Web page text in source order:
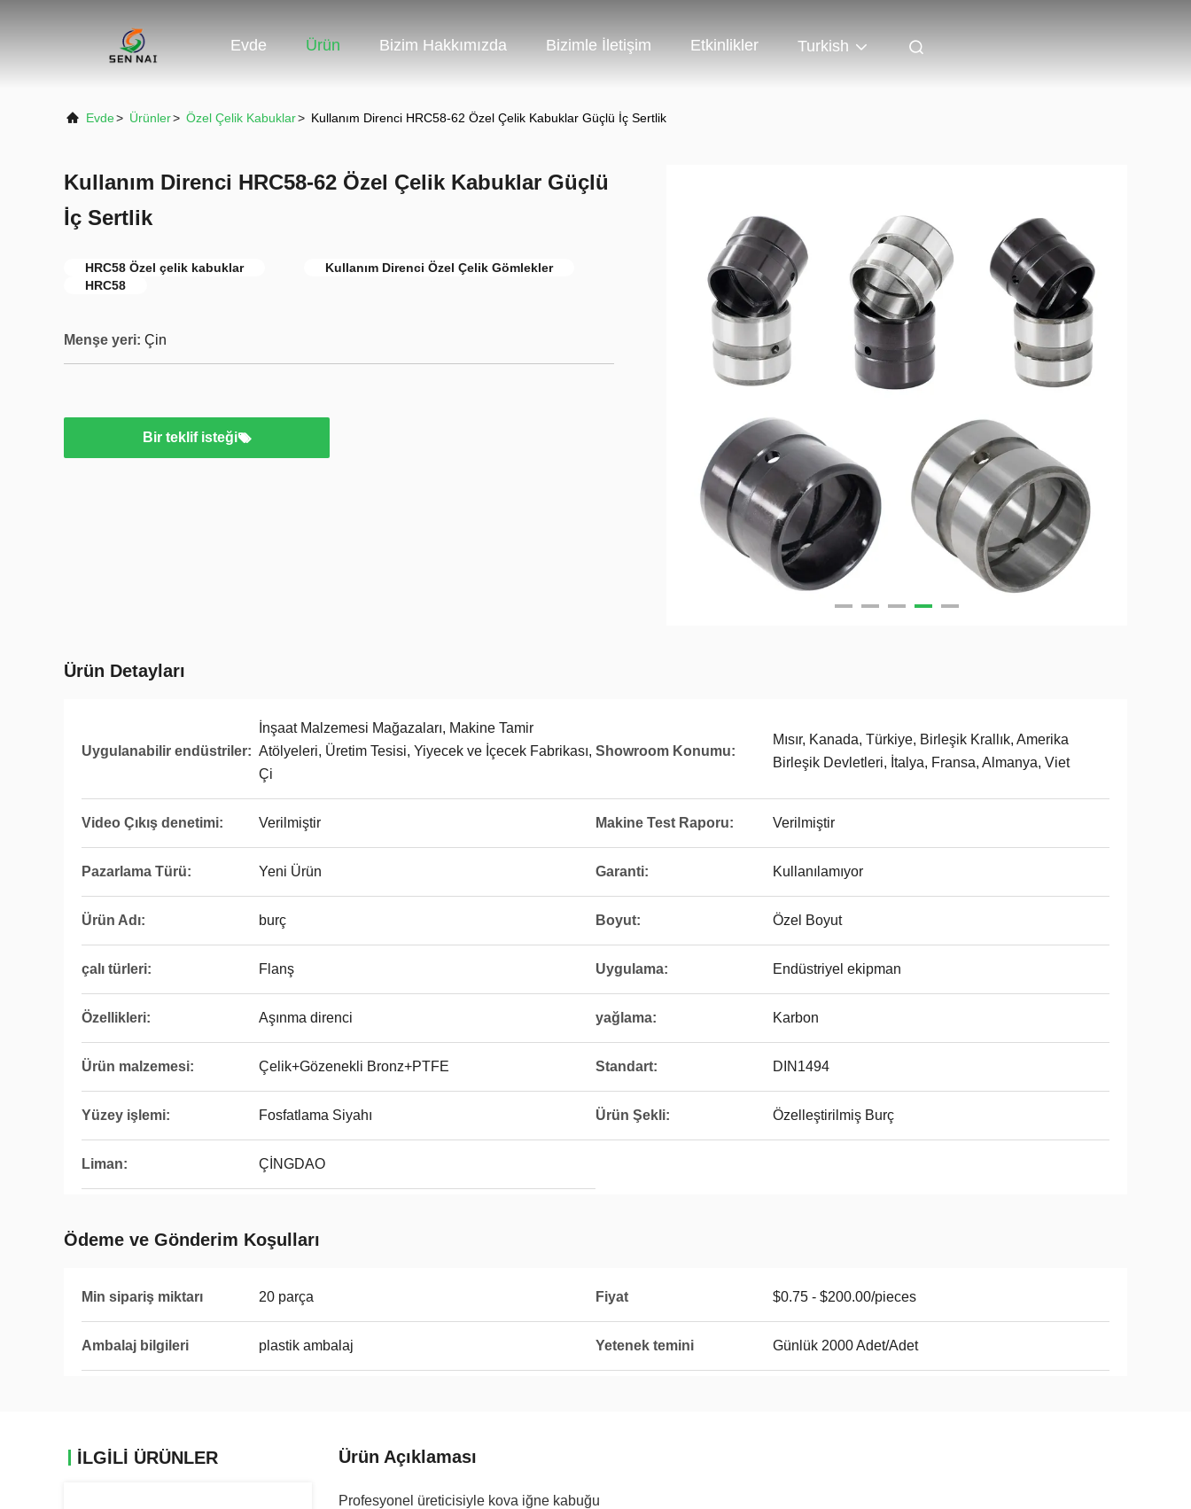
Evde Ürün Bizim Hakkımızda Bizimle İletişim Etkinlikler Turkish
Evde> Ürünler> Özel Çelik Kabuklar> Kullanım Direnci HRC58-62 Özel Çelik Kabuklar Güçlü İç Sertlik
Kullanım Direnci HRC58-62 Özel Çelik Kabuklar Güçlü
İç Sertlik
HRC58 Özel çelik kabuklar
Kullanım Direnci Özel Çelik Gömlekler
HRC58
Menşe yeri: Çin
Bir teklif isteği
Ürün Detayları
Uygulanabilir endüstriler:
İnşaat Malzemesi Mağazaları, Makine Tamir
Atölyeleri, Üretim Tesisi, Yiyecek ve İçecek Fabrikası,
Çi
Showroom Konumu:
Mısır, Kanada, Türkiye, Birleşik Krallık, Amerika
Birleşik Devletleri, İtalya, Fransa, Almanya, Viet
Video Çıkış denetimi: Verilmiştir Makine Test Raporu: Verilmiştir
Pazarlama Türü: Yeni Ürün Garanti: Kullanılamıyor
Ürün Adı: burç Boyut: Özel Boyut
çalı türleri: Flanş Uygulama: Endüstriyel ekipman
Özellikleri: Aşınma direnci yağlama: Karbon
Ürün malzemesi: Çelik+Gözenekli Bronz+PTFE Standart: DIN1494
Yüzey işlemi: Fosfatlama Siyahı Ürün Şekli: Özelleştirilmiş Burç
Liman: ÇİNGDAO
Ödeme ve Gönderim Koşulları
Min sipariş miktarı 20 parça Fiyat $0.75 - $200.00/pieces
Ambalaj bilgileri plastik ambalaj Yetenek temini Günlük 2000 Adet/Adet
İLGİLİ ÜRÜNLER Ürün Açıklaması
Profesyonel üreticisiyle kova iğne kabuğu